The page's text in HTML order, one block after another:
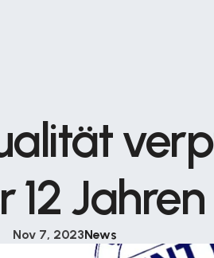
12 Jahren
Nov 7, 2023News